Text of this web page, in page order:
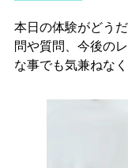
本日の体験がどう
問や質問、今後の
な事でも気兼ねな